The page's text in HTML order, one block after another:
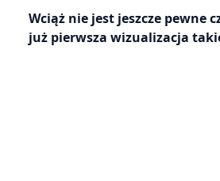
Wciąż nie jest jeszcze pewne
już pierwsza wizualizacja